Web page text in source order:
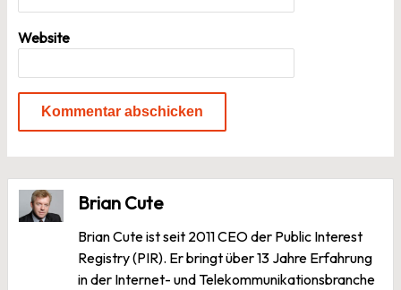
Website
Brian Cute
Brian Cute ist seit 2011 CEO der Public Interest
Registry (PIR). Er bringt über 13 Jahre Erfahrung
in der Internet- und Telekommunikationsbranche